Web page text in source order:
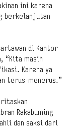
ini karena
berkelanjutan
di Kantor
“Kita masih
Karena ya
terus-menerus.”
Rakabuming
dan saksi dari